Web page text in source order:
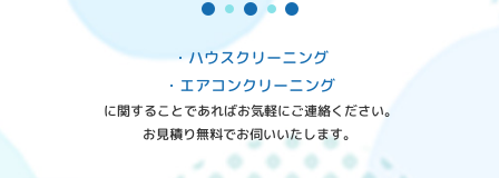
・ハウスクリーニング
・エアコンクリーニング
に関することであればお気軽にご連絡ください。
お見積り無料でお伺いいたします。